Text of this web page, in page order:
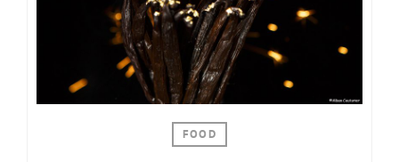
FOOD